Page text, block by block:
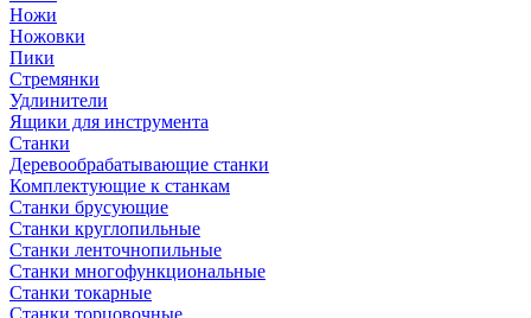
Ножи
Ножовки
Пики
Стремянки
Удлинители
Ящики для инструмента
Станки
Деревообрабатывающие станки
Комплектующие к станкам
Станки брусующие
Станки круглопильные
Станки ленточнопильные
Станки многофункциональные
Станки токарные
Станки торцовочные